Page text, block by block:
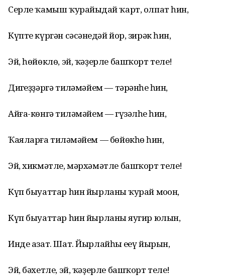
Серле ҡамыш ҡурайыңдай ҡарт, олпат һин,
Күпте күргән сәсәнеңдәй йор, зирәк һин,
Эй, һөйөклө, эй, ҡәҙерле башҡорт теле!
Диңгеҙҙәргә тиңләмәйем — тәрәнһең һин,
Айға-көнгә тиңләмәйем — гүзәлһең һин,
Ҡаяларға тиңләмәйем — бөйөкһөң һин,
Эй, хикмәтле, мәрхәмәтле башҡорт теле!
Күп быуаттар һин йырланың ҡурай моңон,
Күп быуаттар һин йырланың яугир юлын,
Инде азат. Шат. Йырлайһың еңеү йырын,
Эй, бәхетле, эй, ҡәҙерле башҡорт теле!